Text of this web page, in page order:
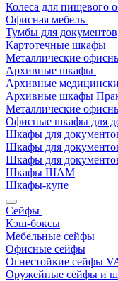
Колеса для пищевого
Офисная мебель
Тумбы для документов
Картотечные шкафы
Металлические
Архивные шкафы
Архивные
Архивные шкафы
Металлические
Офисные шкафы для
Шкафы для
Шкафы для
Шкафы для
Шкафы ШАМ
Шкафы-купе
Сейфы
Кэш-боксы
Мебельные сейфы
Офисные сейфы
Огнестойкие сейфы
Оружейные сейфы и